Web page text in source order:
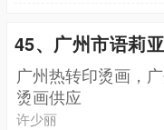
45、广州市语莉
广州热转印烫画，
烫画供应
许少丽